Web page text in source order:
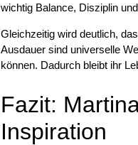
wichtig Balance, Disziplin
Gleichzeitig wird deutlich,
Ausdauer sind universelle
können. Dadurch bleibt ihr
Fazit:
Inspiration